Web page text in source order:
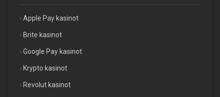
Apple Pay kasinot
Brite kasinot
Google Pay kasinot
Krypto kasinot
Revolut kasinot